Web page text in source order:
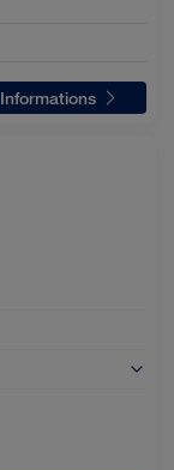
Informations